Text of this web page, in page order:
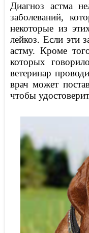
Диагноз астма
заболеваний,
некоторые из
лейкоз. Если эти
астму. Кроме
которых
ветеринар
врач может
чтобы